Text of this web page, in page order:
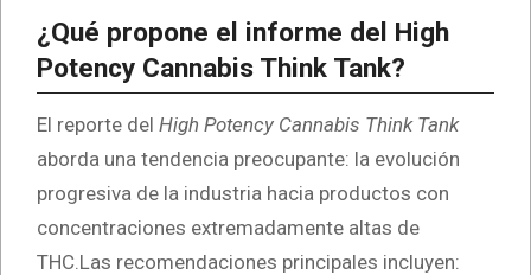
¿Qué propone el informe del High
Potency Cannabis Think Tank?
El reporte del High Potency Cannabis Think Tank
aborda una tendencia preocupante: la evolución
progresiva de la industria hacia productos con
concentraciones extremadamente altas de
THC.Las recomendaciones principales incluyen: